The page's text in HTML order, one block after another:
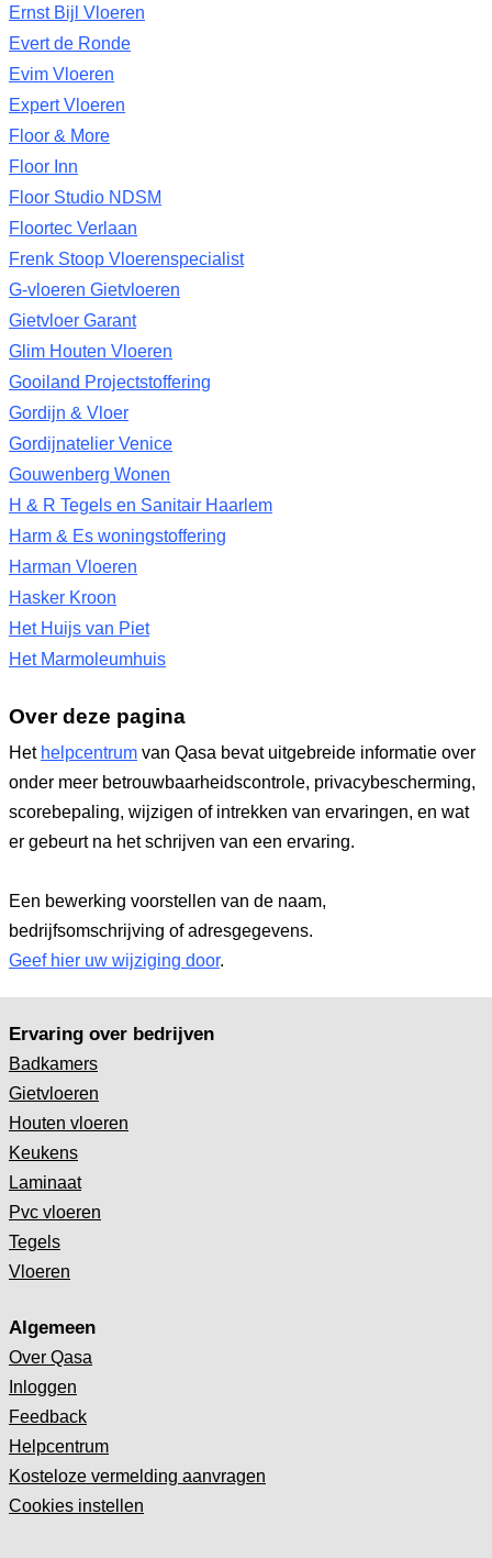
Ernst Bijl Vloeren
Evert de Ronde
Evim Vloeren
Expert Vloeren
Floor & More
Floor Inn
Floor Studio NDSM
Floortec Verlaan
Frenk Stoop Vloerenspecialist
G-vloeren Gietvloeren
Gietvloer Garant
Glim Houten Vloeren
Gooiland Projectstoffering
Gordijn & Vloer
Gordijnatelier Venice
Gouwenberg Wonen
H & R Tegels en Sanitair Haarlem
Harm & Es woningstoffering
Harman Vloeren
Hasker Kroon
Het Huijs van Piet
Het Marmoleumhuis
Over deze pagina
Het helpcentrum van Qasa bevat uitgebreide informatie over
onder meer betrouwbaarheidscontrole, privacybescherming,
scorebepaling, wijzigen of intrekken van ervaringen, en wat
er gebeurt na het schrijven van een ervaring.
Een bewerking voorstellen van de naam,
bedrijfsomschrijving of adresgegevens.
Geef hier uw wijziging door.
Ervaring over bedrijven
Badkamers
Gietvloeren
Houten vloeren
Keukens
Laminaat
Pvc vloeren
Tegels
Vloeren
Algemeen
Over Qasa
Inloggen
Feedback
Helpcentrum
Kosteloze vermelding aanvragen
Cookies instellen